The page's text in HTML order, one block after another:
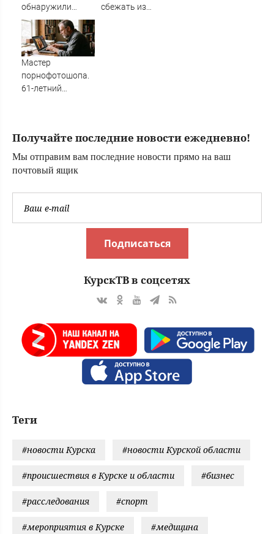
обнаружили
рекордные
запасы
«невидимого»
золота
сбежать из
Мастер
порнофотошопа.
61-летний
в итоге пойдёт
Получайте последние новости ежедневно!
Мы отправим вам последние новости прямо на ваш
почтовый ящик
Подписаться
КурскТВ в соцсетях
Теги
#новости Курска #новости Курской области
#происшествия в Курске и области #бизнес
#расследования #спорт
#мероприятия в Курске #медицина